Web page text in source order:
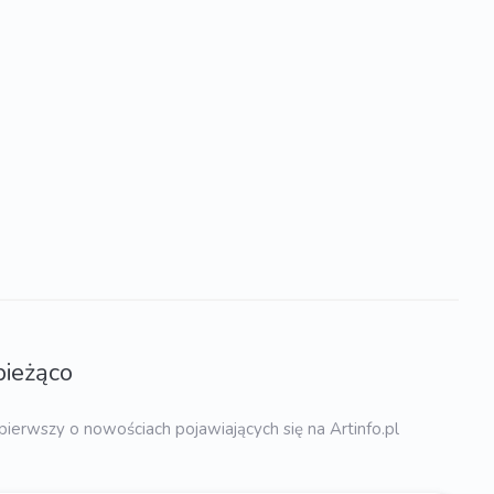
o nowościach pojawiających się na Artinfo.pl